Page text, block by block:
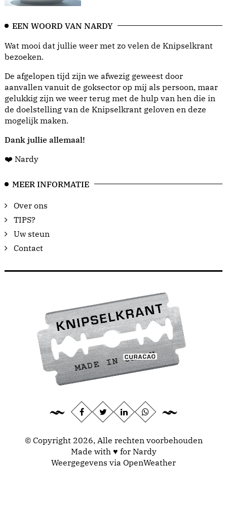
EEN WOORD VAN NARDY
Wat mooi dat jullie weer met zo velen de Knipselkrant
bezoeken.
De afgelopen tijd zijn we afwezig geweest door
aanvallen vanuit de goksector op mij als persoon, maar
gelukkig zijn we weer terug met de hulp van hen die in
de doelstelling van de Knipselkrant geloven en deze
mogelijk maken.
Dank jullie allemaal!
❤️ Nardy
MEER INFORMATIE
Over ons
TIPS?
Uw steun
Contact
© Copyright 2026, Alle rechten voorbehouden
Made with ♥ for Nardy
Weergegevens via OpenWeather